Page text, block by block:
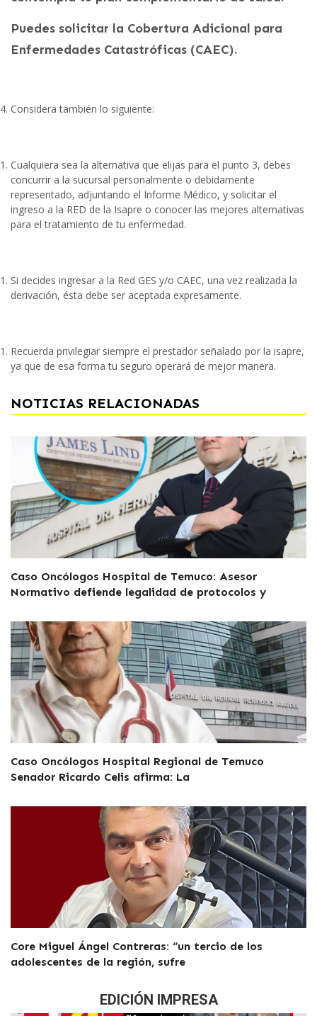
Puedes solicitar la Cobertura Adicional para
Enfermedades Catastróficas (CAEC).
Considera también lo siguiente:
Cualquiera sea la alternativa que elijas para el punto 3, debes
concurrir a la sucursal personalmente o debidamente
representado, adjuntando el Informe Médico, y solicitar el
ingreso a la RED de la Isapre o conocer las mejores alternativas
para el tratamiento de tu enfermedad.
Si decides ingresar a la Red GES y/o CAEC, una vez realizada la
derivación, ésta debe ser aceptada expresamente.
Recuerda privilegiar siempre el prestador señalado por la isapre,
ya que de esa forma tu seguro operará de mejor manera.
NOTICIAS RELACIONADAS
Caso Oncólogos Hospital de Temuco: Asesor
Normativo defiende legalidad de protocolos y
Caso Oncólogos Hospital Regional de Temuco
Senador Ricardo Celis afirma: La
Core Miguel Ángel Contreras: “un tercio de los
adolescentes de la región, sufre
EDICIÓN IMPRESA